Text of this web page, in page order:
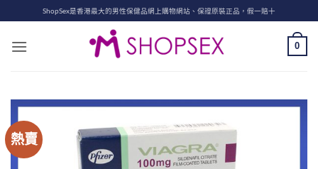
to
content
ShopSex是香港最大的男性保健品網上購物網站、保證原裝正品，假一賠十
0
熱賣